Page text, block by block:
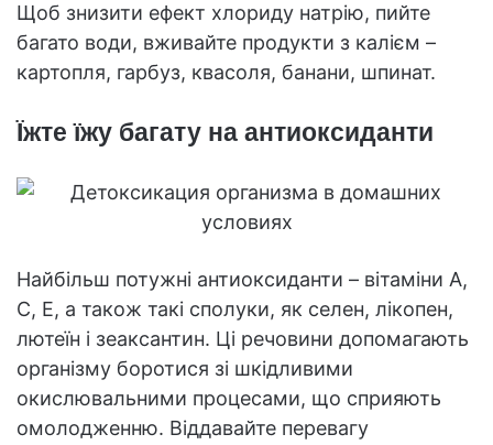
Щоб знизити ефект хлориду натрію, пийте
багато води, вживайте продукти з калієм –
картопля, гарбуз, квасоля, банани, шпинат.
Їжте їжу багату на антиоксиданти
Найбільш потужні антиоксиданти – вітаміни А,
С, Е, а також такі сполуки, як селен, лікопен,
лютеїн і зеаксантин. Ці речовини допомагають
організму боротися зі шкідливими
окислювальними процесами, що сприяють
омолодженню. Віддавайте перевагу